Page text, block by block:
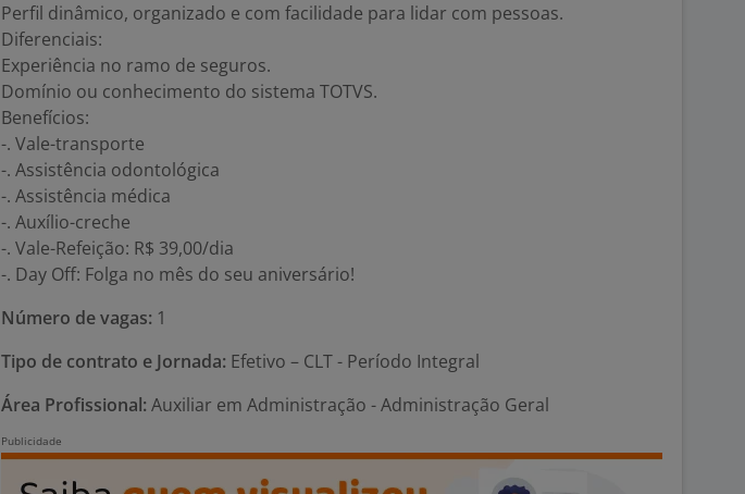
Perfil dinâmico, organizado e com facilidade para lidar com pessoas.
Diferenciais:
Experiência no ramo de seguros.
Domínio ou conhecimento do sistema TOTVS.
Benefícios:
-. Vale-transporte
-. Assistência odontológica
-. Assistência médica
-. Auxílio-creche
-. Vale-Refeição: R$ 39,00/dia
-. Day Off: Folga no mês do seu aniversário!
Número de vagas: 1
Tipo de contrato e Jornada: Efetivo – CLT - Período Integral
Área Profissional: Auxiliar em Administração - Administração Geral